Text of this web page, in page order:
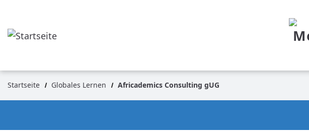
Inhalt
Pfadnavigation
Startseite Globales Lernen Africademics Consulting gUG